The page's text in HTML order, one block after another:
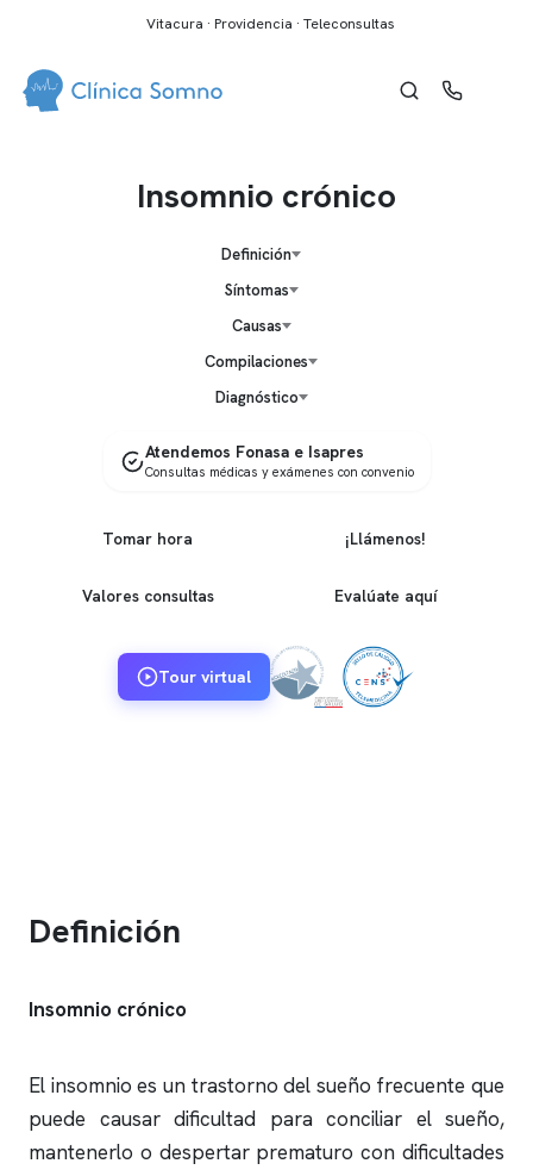
Vitacura · Providencia · Teleconsultas
Insomnio crónico
Definición
Síntomas
Causas
Compilaciones
Diagnóstico
Atendemos Fonasa e Isapres
Consultas médicas y exámenes con convenio
Tomar hora ¡Llámenos!
Valores consultas Evalúate aquí
Tour virtual
Definición
Insomnio crónico
El insomnio es un trastorno del sueño frecuente que
puede causar dificultad para conciliar el sueño,
mantenerlo o despertar prematuro con dificultades